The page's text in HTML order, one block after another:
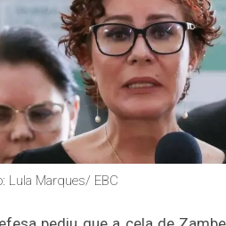
Lula Marques/ EBC